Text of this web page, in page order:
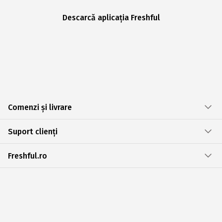
Descarcă aplicația Freshful
Comenzi și livrare
Suport clienți
Freshful.ro